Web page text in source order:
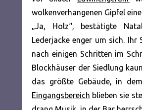
wolkenverhangenen Gipfel
„Ja, Holz“, bestätigte
Lederjacke enger um sich.
nach einigen Schritten im
Blockhäuser der Siedlung
das größte Gebäude, in
Eingangsbereich blieben sie